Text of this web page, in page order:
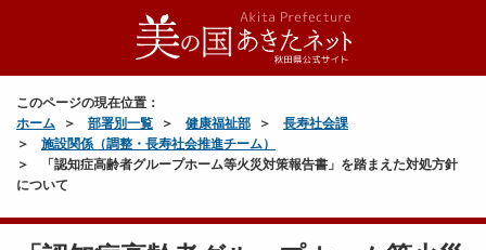
このページの現在位置：
ホーム
部署別一覧 健康福祉部
長寿社会課
施設関係（調整・長寿社会推進チーム）
「認知症高齢者グループホーム等火災対策報告書」を踏まえた対処方針
について